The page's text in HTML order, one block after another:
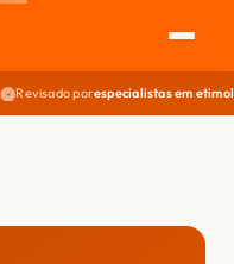
Revisado porespecialistas em